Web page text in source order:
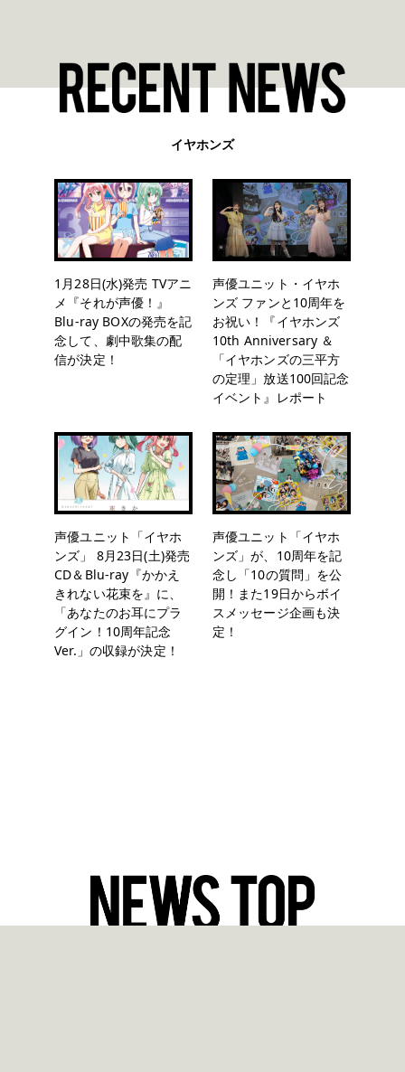
イヤホンズ
1月28日(水)発売 TVアニ
メ『それが声優！』
Blu-ray BOXの発売を記
念して、劇中歌集の配
信が決定！
声優ユニット・イヤホ
ンズ ファンと10周年を
お祝い！『イヤホンズ
10th Anniversary ＆
「イヤホンズの三平方
の定理」放送100回記念
イベント』レポート
声優ユニット「イヤホ
ンズ」 8月23日(土)発売
CD＆Blu-ray『かかえ
きれない花束を』に、
「あなたのお耳にプラ
グイン！10周年記念
Ver.」の収録が決定！
声優ユニット「イヤホ
ンズ」が、10周年を記
念し「10の質問」を公
開！また19日からボイ
スメッセージ企画も決
定！